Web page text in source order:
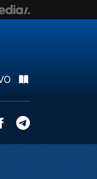
Facebook